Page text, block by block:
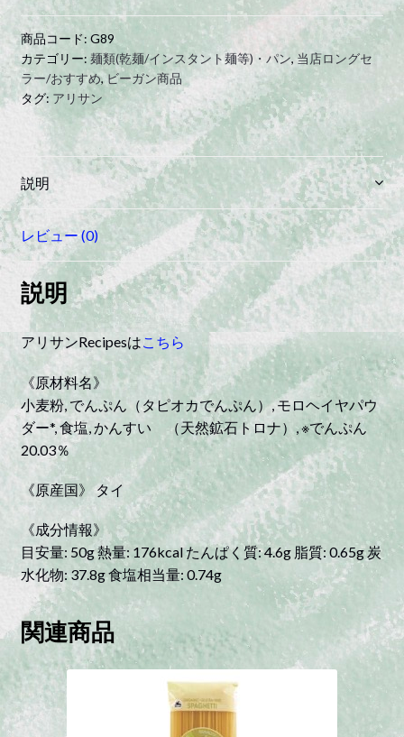
イ
ヤ
ヌ
ー
ン
フ
ラ
イ
quantity
商品コード: G89
カテゴリー: 麺類(乾麺/インスタント麺等)・パン, 当店ロングセ
ラー/おすすめ,ビーガン商品
タグ: アリサン
説明
レビュー (0)
説明
アリサンRecipesはこちら
《原材料名》
小麦粉, でんぷん（タピオカでんぷん）, モロヘイヤパウ
ダー*, 食塩, かんすい （天然鉱石トロナ）, ※でんぷん
20.03％
《原産国》 タイ
《成分情報》
目安量: 50g 熱量: 176kcal たんぱく質: 4.6g 脂質: 0.65g 炭
水化物: 37.8g 食塩相当量: 0.74g
関連商品